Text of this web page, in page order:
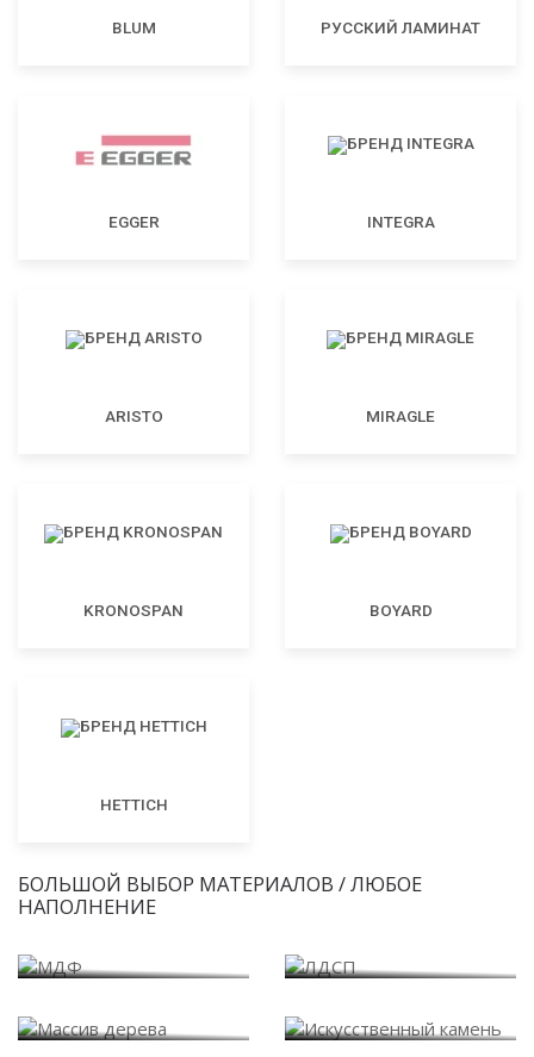
BLUM РУССКИЙ ЛАМИНАТ
EGGER INTEGRA
ARISTO MIRAGLE
KRONOSPAN BOYARD
HETTICH
БОЛЬШОЙ ВЫБОР МАТЕРИАЛОВ / ЛЮБОЕ
НАПОЛНЕНИЕ